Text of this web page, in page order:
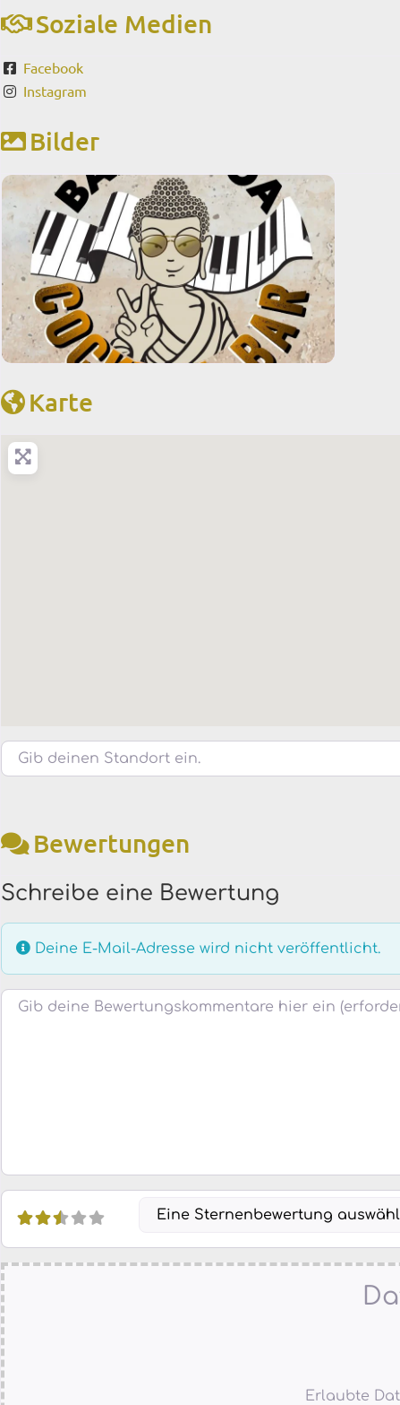
Soziale Medien
Facebook
Instagram
Bilder
Karte
Gib deinen Standort ein.
Bewertungen
Schreibe eine Bewertung
Deine E-Mail-Adresse wird nicht veröffentlicht.
Bewertungstext
Eine Sternenbewertung
Erlaubte